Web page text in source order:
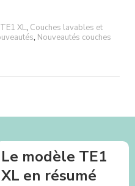
XL, Couches lavables et
, Nouveautés couches
Le modèle TE1
XL en résumé